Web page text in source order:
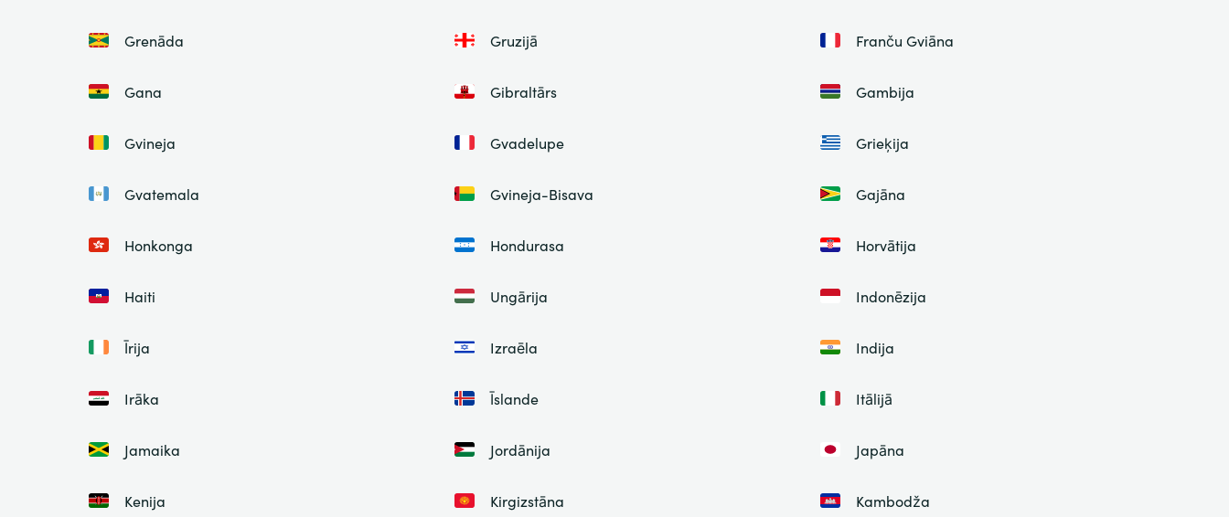
Grenāda Gruzijā Franču Gviāna
Gana Gibraltārs Gambija
Gvineja Gvadelupe Grieķija
Gvatemala Gvineja-Bisava Gajāna
Honkonga Hondurasa Horvātija
Haiti Ungārija Indonēzija
Īrija Izraēla Indija
Irāka Īslande Itālijā
Jamaika Jordānija Japāna
Kenija Kirgizstāna Kambodža